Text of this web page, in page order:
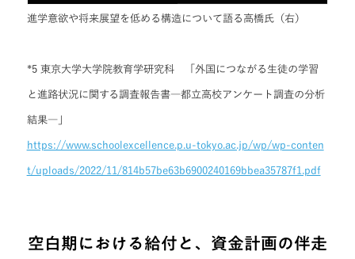
進学意欲や将来展望を低める構造について語る高橋氏（右）
*5 東京⼤学⼤学院教育学研究科 「外国につながる生徒の学習
と進路状況に関する調査報告書―都立高校アンケート調査の分析
結果―」
https://www.schoolexcellence.p.u-tokyo.ac.jp/wp/wp-conten
t/uploads/2022/11/814b57be63b6900240169bbea35787f1.pdf
空白期における給付と、資金計画の伴走